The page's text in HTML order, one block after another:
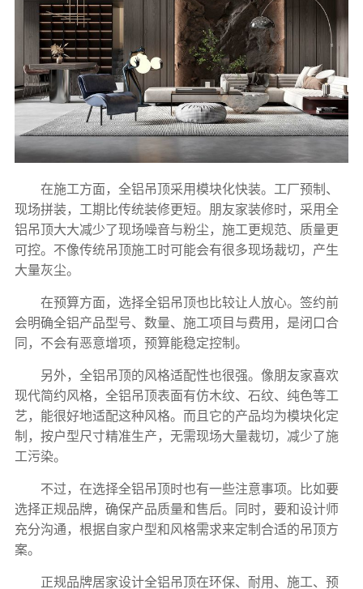
在施工方面，全铝吊顶采用模块化快装。工厂预制、
现场拼装，工期比传统装修更短。朋友家装修时，采用全
铝吊顶大大减少了现场噪音与粉尘，施工更规范、质量更
可控。不像传统吊顶施工时可能会有很多现场裁切，产生
大量灰尘。
在预算方面，选择全铝吊顶也比较让人放心。签约前
会明确全铝产品型号、数量、施工项目与费用，是闭口合
同，不会有恶意增项，预算能稳定控制。
另外，全铝吊顶的风格适配性也很强。像朋友家喜欢
现代简约风格，全铝吊顶表面有仿木纹、石纹、纯色等工
艺，能很好地适配这种风格。而且它的产品均为模块化定
制，按户型尺寸精准生产，无需现场大量裁切，减少了施
工污染。
不过，在选择全铝吊顶时也有一些注意事项。比如要
选择正规品牌，确保产品质量和售后。同时，要和设计师
充分沟通，根据自家户型和风格需求来定制合适的吊顶方
案。
正规品牌居家设计全铝吊顶在环保、耐用、施工、预